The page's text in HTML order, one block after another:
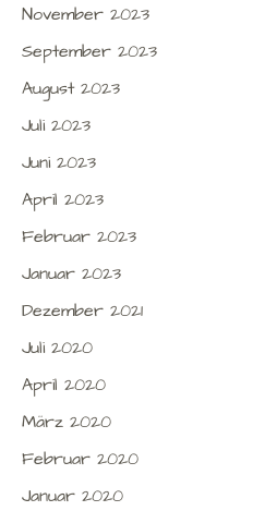
November 2023
September 2023
August 2023
Juli 2023
Juni 2023
April 2023
Februar 2023
Januar 2023
Dezember 2021
Juli 2020
April 2020
März 2020
Februar 2020
Januar 2020